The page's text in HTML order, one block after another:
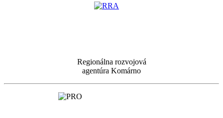
Regionálna rozvojová
agentúra Komárno